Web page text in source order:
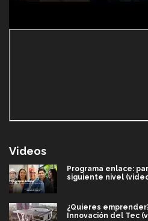
Videos
Programa enlace:
siguiente nivel
¿Quieres
Innovación del Tec